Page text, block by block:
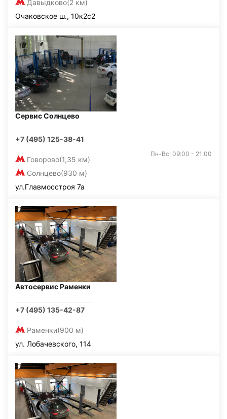
Давыдково(2 км)
Очаковское ш., 10к2с2
Сервис Солнцево
+7 (495) 125-38-41
Говорово(1,35 км)
Солнцево(930 м)
Пн-Вс: 09:00 - 21:00
ул.Главмосстроя 7а
Автосервис Раменки
+7 (495) 135-42-87
Раменки(900 м)
ул. Лобачевского, 114